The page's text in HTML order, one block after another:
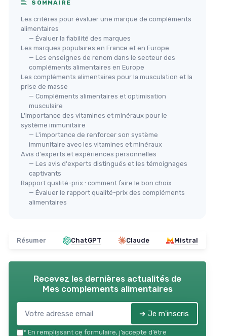
SOMMAIRE
Les critères pour évaluer une marque de compléments
alimentaires
— Évaluer la fiabilité des marques
Les marques populaires en France et en Europe
— Les enseignes de renom dans le secteur des
compléments alimentaires en Europe
Les compléments alimentaires pour la musculation et la
prise de masse
— Compléments alimentaires et optimisation
musculaire
L'importance des vitamines et minéraux pour le
système immunitaire
— L'importance de renforcer son système
immunitaire avec les vitamines et minéraux
Avis d'experts et expériences personnelles
— Les avis d'experts distingués et les témoignages
captivants
Rapport qualité-prix : comment faire le bon choix
— Évaluer le rapport qualité-prix des compléments
alimentaires
Résumer ChatGPT Claude Mistral
Recevez les dernières actualités de
Mes complements alimentaires
➔ Je m'inscris
* En remplissant ce formulaire, j’accepte d’être